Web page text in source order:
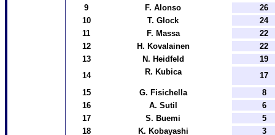
9
F. Alonso
26
10
T. Glock
24
11
F. Massa
22
12
H. Kovalainen
22
13
N. Heidfeld
19
14
R. Kubica
17
15
G. Fisichella
8
16
A. Sutil
6
17
S. Buemi
5
18
K. Kobayashi
3